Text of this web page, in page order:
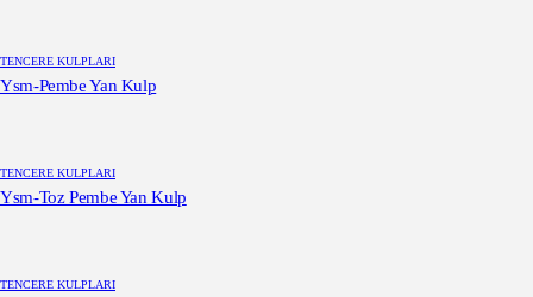
TENCERE KULPLARI
Ysm-Pembe Yan Kulp
TENCERE KULPLARI
Ysm-Toz Pembe Yan Kulp
TENCERE KULPLARI